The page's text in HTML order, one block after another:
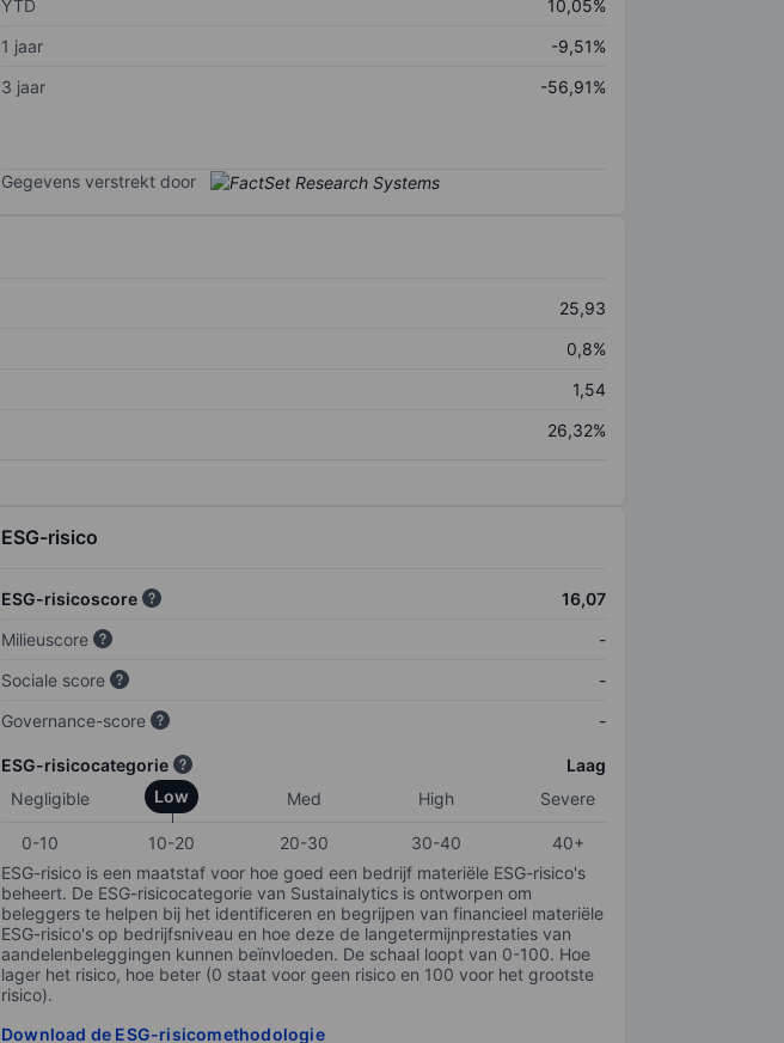
YTD
10,05%
1 jaar
-9,51%
3 jaar
-56,91%
Gegevens verstrekt door
25,93
0,8%
1,54
26,32%
ESG-risico
ESG-risicoscore
16,07
Milieuscore
-
Sociale score
-
Governance-score
-
ESG-risicocategorie
Laag
Negligible
Low Med High Severe
0-10 10-20 20-30 30-40
40+
ESG-risico is een maatstaf voor hoe goed een bedrijf materiële ESG-risico's
beheert. De ESG-risicocategorie van Sustainalytics is ontworpen om
beleggers te helpen bij het identificeren en begrijpen van financieel materiële
ESG-risico's op bedrijfsniveau en hoe deze de langetermijnprestaties van
aandelenbeleggingen kunnen beïnvloeden. De schaal loopt van 0-100. Hoe
lager het risico, hoe beter (0 staat voor geen risico en 100 voor het grootste
risico).
Download de ESG-risicomethodologie